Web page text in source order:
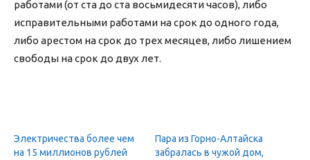
работами (от ста до ста восьмидесяти часов), либо
исправительными работами на срок до одного года,
либо арестом на срок до трех месяцев, либо лишением
свободы на срок до двух лет.
Электричества более чем
на 15 миллионов рублей
Пара из Горно-Алтайска
забралась в чужой дом,